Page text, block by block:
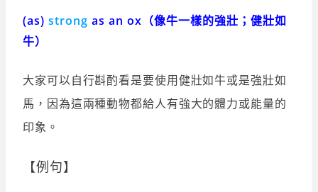
(as) strong as an ox（像牛一樣的強壯；健壯如
牛）
大家可以自行斟酌看是要使用健壯如牛或是強壯如
馬，因為這兩種動物都給人有強大的體力或能量的
印象。
【例句】